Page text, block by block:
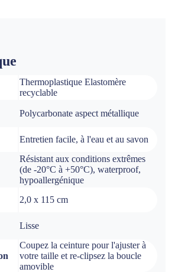
Thermoplastique Elastomère
recyclable
Polycarbonate aspect métallique
Entretien facile, à l'eau et au savon
Résistant aux conditions extrêmes
(de -20°C à +50°C), waterproof,
hypoallergénique
2,0 x 115 cm
Lisse
Coupez la ceinture pour l'ajuster à
votre taille et re-clipsez la boucle
amovible